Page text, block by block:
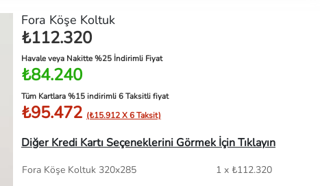
Fora Köşe Koltuk
₺112.320
Havale veya Nakitte %25 İndirimli Fiyat
₺84.240
Tüm Kartlara %15 indirimli 6 Taksitli fiyat
₺95.472 (₺15.912 X 6 Taksit)
Diğer Kredi Kartı Seçeneklerini Görmek İçin Tıklayın
Fora Köşe Koltuk 320x285 1 x ₺112.320